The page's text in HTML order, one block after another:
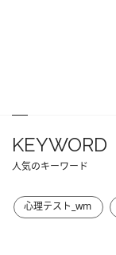
KEYWORD
人気のキーワード
心理テスト_wm